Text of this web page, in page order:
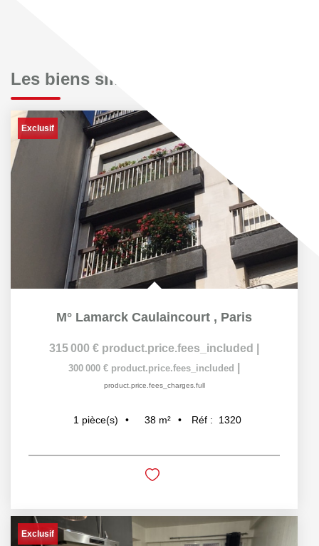
Les biens similaires
Exclusif
M° Lamarck Caulaincourt , Paris
315 000 € product.price.fees_included
300 000 € product.price.fees_included
product.price.fees_charges.full
1 pièce(s) 38 m² Réf : 1320
Exclusif